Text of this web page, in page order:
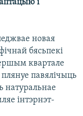
і
новая
бясьпекі
квартале
павялічыць
натуральнае
інтэрнэт-